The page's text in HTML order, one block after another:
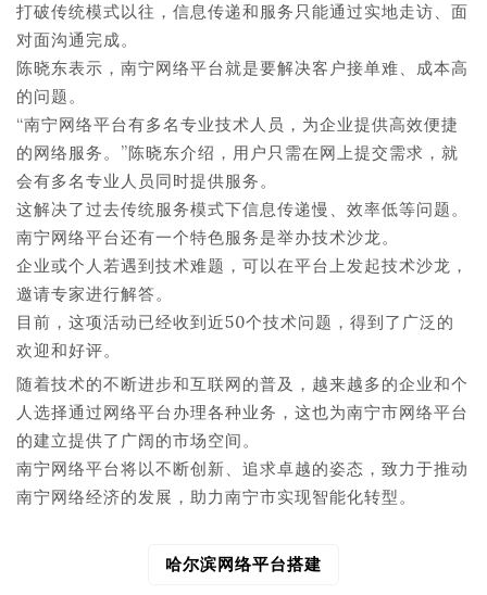
打破传统模式以往，信息传递和服务只能通过实地走访、面
对面沟通完成。
陈晓东表示，南宁网络平台就是要解决客户接单难、成本高
的问题。
“南宁网络平台有多名专业技术人员，为企业提供高效便捷
的网络服务。”陈晓东介绍，用户只需在网上提交需求，就
会有多名专业人员同时提供服务。
这解决了过去传统服务模式下信息传递慢、效率低等问题。
南宁网络平台还有一个特色服务是举办技术沙龙。
企业或个人若遇到技术难题，可以在平台上发起技术沙龙，
邀请专家进行解答。
目前，这项活动已经收到近50个技术问题，得到了广泛的
欢迎和好评。
随着技术的不断进步和互联网的普及，越来越多的企业和个
人选择通过网络平台办理各种业务，这也为南宁市网络平台
的建立提供了广阔的市场空间。
南宁网络平台将以不断创新、追求卓越的姿态，致力于推动
南宁网络经济的发展，助力南宁市实现智能化转型。
哈尔滨网络平台搭建